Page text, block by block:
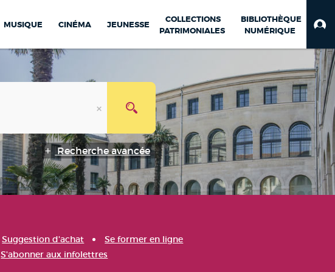
MUSIQUE CINÉMA JEUNESSE
COLLECTIONS
PATRIMONIALES
BIBLIOTHÈQUE
NUMÉRIQUE
Recherche avancée
Suggestion d'achat
Se former en ligne
S'abonner aux infolettres